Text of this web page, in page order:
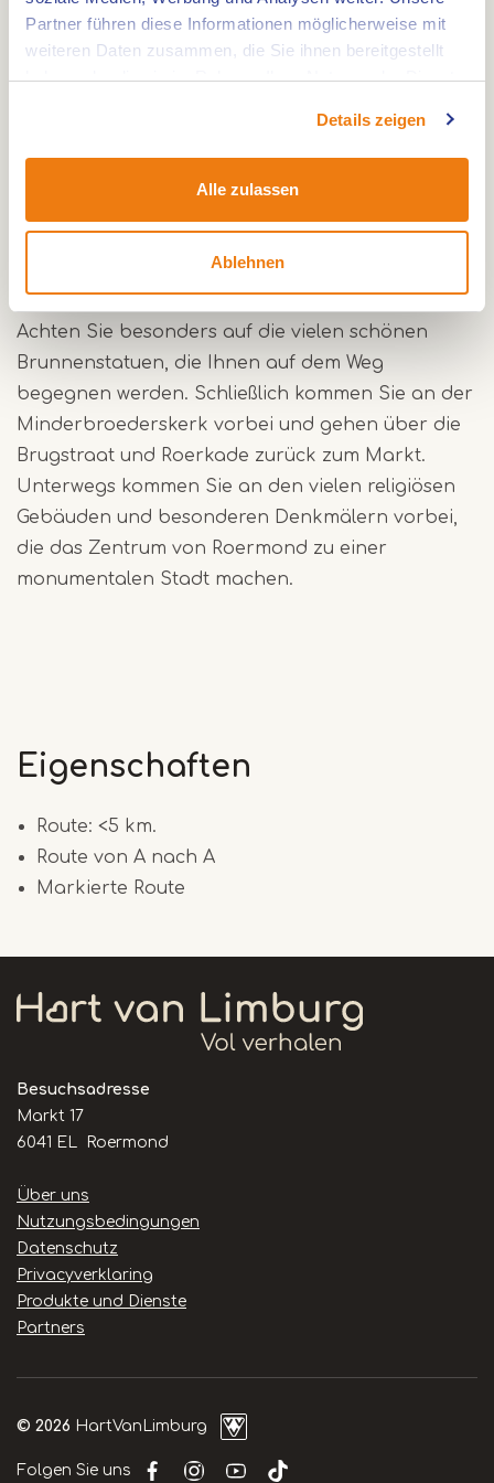
Partner führen diese Informationen möglicherweise mit
weiteren Daten zusammen, die Sie ihnen bereitgestellt
haben oder die sie im Rahmen Ihrer Nutzung der Dienste
Details zeigen
Alle zulassen
Ablehnen
Jahre alten Geschichte. Sie passieren die
Christoffel-Kathedrale und die Munsterkerk.
Der Spaziergang beginnt auf dem Marktplatz in
der Nähe des Fremdenverkehrsamtes Roermond
Sie zu den Rattentoren, der Caroluskapel, dem
Arresthuis und Prinsenhof und dem Munsterplein
Achten Sie besonders auf die vielen schönen
Brunnenstatuen, die Ihnen auf dem Weg
begegnen werden. Schließlich kommen Sie an der
Minderbroederskerk vorbei und gehen über die
Brugstraat und Roerkade zurück zum Markt.
Unterwegs kommen Sie an den vielen religiösen
Gebäuden und besonderen Denkmälern vorbei,
die das Zentrum von Roermond zu einer
monumentalen Stadt machen.
Eigenschaften
Route: <5 km.
Route von A nach A
Markierte Route
Besuchsadresse
Markt 17
6041 EL Roermond
Handige
links
Über uns
Nutzungsbedingungen
Datenschutz
Privacyverklaring
Produkte und Dienste
Partners
© 2026 HartVanLimburg
Folgen Sie uns